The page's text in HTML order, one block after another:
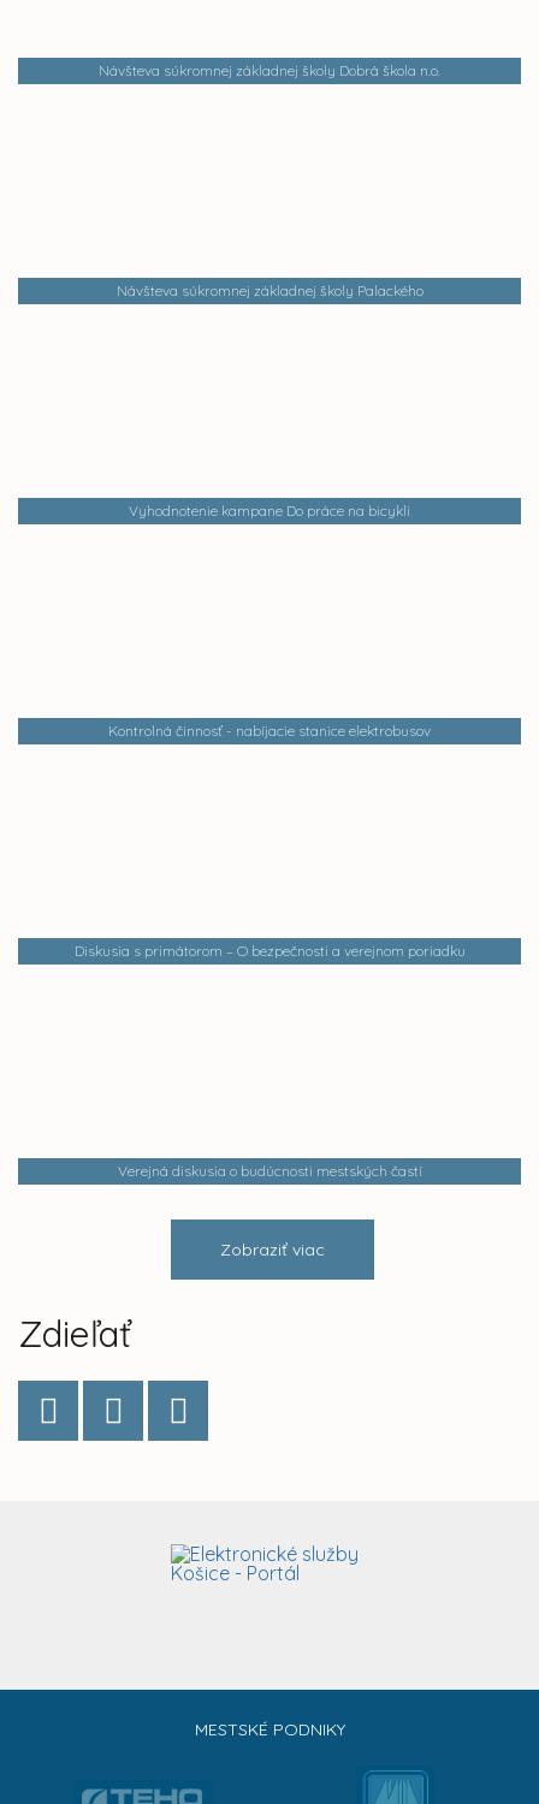
Návšteva súkromnej základnej školy Dobrá škola n.o.
Návšteva súkromnej základnej školy Palackého
Vyhodnotenie kampane Do práce na bicykli
Kontrolná činnosť - nabíjacie stanice elektrobusov
Diskusia s primátorom – O bezpečnosti a verejnom poriadku
Verejná diskusia o budúcnosti mestských častí
Zobraziť viac
Zdieľať
MESTSKÉ PODNIKY